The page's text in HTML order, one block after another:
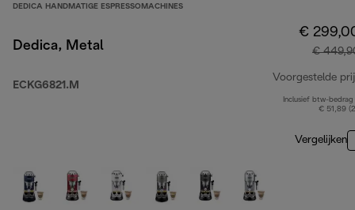
DEDICA HANDMATIGE ESPRESSOMACHINES
Dedica, Metal
ECKG6821.M
€
€
Voorgestelde
Inclusief btw-bedrag
€ 51,89
Vergelijken